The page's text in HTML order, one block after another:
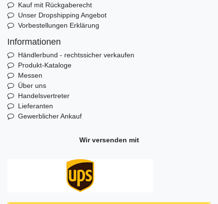
Kauf mit Rückgaberecht
Unser Dropshipping Angebot
Vorbestellungen Erklärung
Informationen
Händlerbund - rechtssicher verkaufen
Produkt-Kataloge
Messen
Über uns
Handelsvertreter
Lieferanten
Gewerblicher Ankauf
Wir versenden mit